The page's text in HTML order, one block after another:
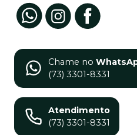
Chame no
(73) 3301-8331
Atendimento
(73) 3301-8331